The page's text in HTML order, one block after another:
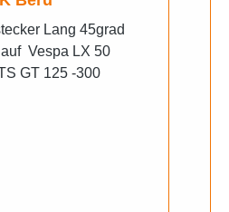
Lang 45grad
Vespa LX 50
GT 125 -300